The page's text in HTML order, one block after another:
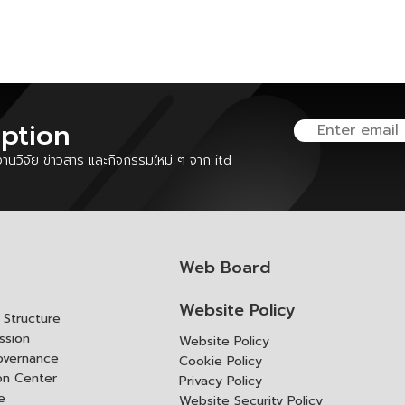
นวิจัย ข่าวสาร และกิจกรรมใหม่ ๆ จาก itd
Center
Web Board
Website Policy
Website Policy
Cookie Policy
Privacy Policy
Website Security Policy